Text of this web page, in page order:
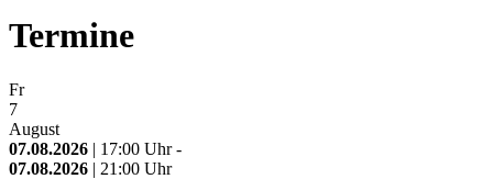
Termine
Fr
7
August
07.08.2026 | 17:00 Uhr -
07.08.2026 | 21:00 Uhr